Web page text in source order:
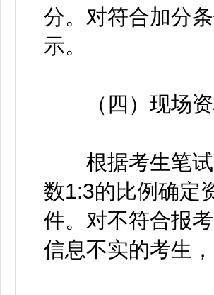
分。对符合加分
示。
（四）现场资
根据考生笔试
数1:3的比例确定
件。对不符合报
信息不实的考生